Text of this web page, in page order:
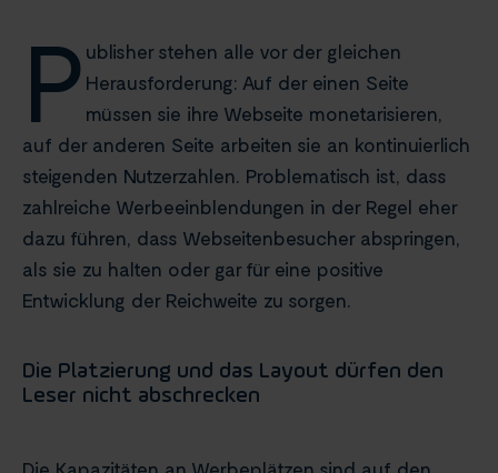
P ublisher stehen alle vor der gleichen
Herausforderung: Auf der einen Seite
müssen sie ihre Webseite monetarisieren,
auf der anderen Seite arbeiten sie an kontinuierlich
steigenden Nutzerzahlen. Problematisch ist, dass
zahlreiche Werbeeinblendungen in der Regel eher
dazu führen, dass Webseitenbesucher abspringen,
als sie zu halten oder gar für eine positive
Entwicklung der Reichweite zu sorgen.
Die Platzierung und das Layout dürfen den
Leser nicht abschrecken